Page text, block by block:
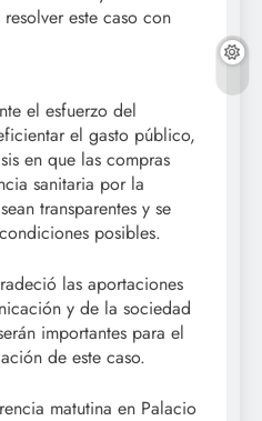
este caso con
el esfuerzo del
el gasto público,
en que las compras
sanitaria por la
transparentes y se
posibles.
las aportaciones
y de la sociedad
importantes para el
de este caso.
matutina en Palacio